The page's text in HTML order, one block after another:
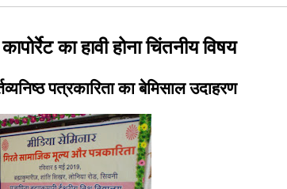
का हावी होना चिंतनीय विषय
पत्रकारिता का बेमिसाल उदाहरण